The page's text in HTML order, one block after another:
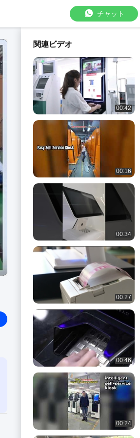
チャット
関連ビデオ
00:42
00:16
00:34
00:27
00:46
00:24